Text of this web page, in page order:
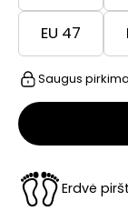
EU 47
Saugus
Erdvė